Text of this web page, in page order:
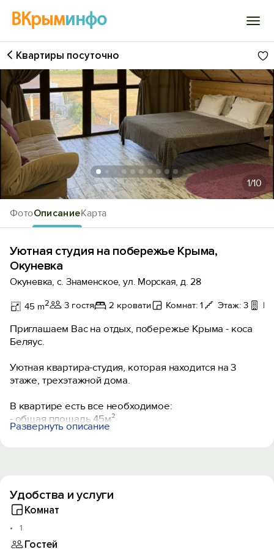
ВКрыминфо
Войти
Избранное
История просмотра
Добавить свой объект
ФотоОписаниеКарта
Квартиры посуточно
1/10
Уютная студия на побережье Крыма,
Окуневка
Окуневка, с. Знаменское, ул. Морская, д. 28
45 m2 3 гостя 2 кровати Комнат: 1 Этаж: 3
Приглашаем Вас на отдых, побережье Крыма - коса
Беляус.
Уютная квартира-студия, которая находится на 3
этаже, трехэтажной дома.
В квартире есть все необходимое:
- общая площадь 45м²
- кровать 2-спальная
- кондиционер
- телевизор Smart TV
- постельное белье, пледы, полотенца, сушилка для
Развернуть описание
Удобства и услуги
Комнат
1
Гостей